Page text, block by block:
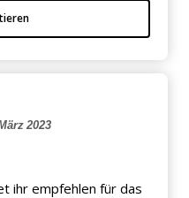
2023
ihr empfehlen für das